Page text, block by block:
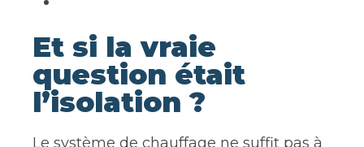
Et si la vraie
question était
l’isolation ?
Le système de chauffage ne suffit pas à